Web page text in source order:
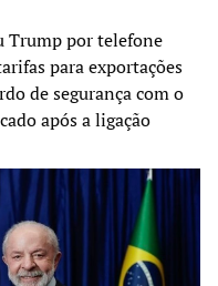
Trump por telefone
para exportações
de segurança com o
após a ligação